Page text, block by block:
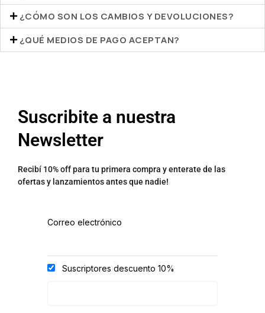
¿CÓMO SON LOS CAMBIOS Y DEVOLUCIONES?
¿QUÉ MEDIOS DE PAGO ACEPTAN?
Suscribite a nuestra
Newsletter
Recibí 10% off para tu primera compra y enterate de las
ofertas y lanzamientos antes que nadie!
Correo electrónico
Suscriptores descuento 10%